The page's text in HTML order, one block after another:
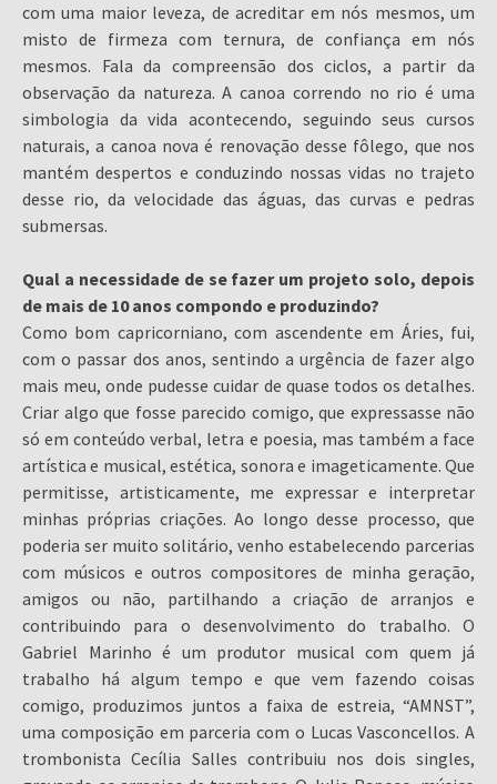
com uma maior leveza, de acreditar em nós mesmos, um
misto de firmeza com ternura, de confiança em nós
mesmos. Fala da compreensão dos ciclos, a partir da
observação da natureza. A canoa correndo no rio é uma
simbologia da vida acontecendo, seguindo seus cursos
naturais, a canoa nova é renovação desse fôlego, que nos
mantém despertos e conduzindo nossas vidas no trajeto
desse rio, da velocidade das águas, das curvas e pedras
submersas.
Qual a necessidade de se fazer um projeto solo, depois
de mais de 10 anos compondo e produzindo?
Como bom capricorniano, com ascendente em Áries, fui,
com o passar dos anos, sentindo a urgência de fazer algo
mais meu, onde pudesse cuidar de quase todos os detalhes.
Criar algo que fosse parecido comigo, que expressasse não
só em conteúdo verbal, letra e poesia, mas também a face
artística e musical, estética, sonora e imageticamente. Que
permitisse, artisticamente, me expressar e interpretar
minhas próprias criações. Ao longo desse processo, que
poderia ser muito solitário, venho estabelecendo parcerias
com músicos e outros compositores de minha geração,
amigos ou não, partilhando a criação de arranjos e
contribuindo para o desenvolvimento do trabalho. O
Gabriel Marinho é um produtor musical com quem já
trabalho há algum tempo e que vem fazendo coisas
comigo, produzimos juntos a faixa de estreia, “AMNST”,
uma composição em parceria com o Lucas Vasconcellos. A
trombonista Cecília Salles contribuiu nos dois singles,